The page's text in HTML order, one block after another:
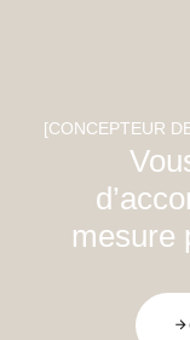
[CONCEPTEUR
mesure